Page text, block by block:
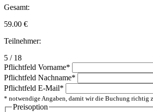
Gesamt:
59.00 €
Teilnehmer:
5 / 18
Pflichtfeld Vorname*
Pflichtfeld Nachname*
Pflichtfeld E-Mail*
* notwendige Angaben, damit wir die Buchung richtig
Preisoption